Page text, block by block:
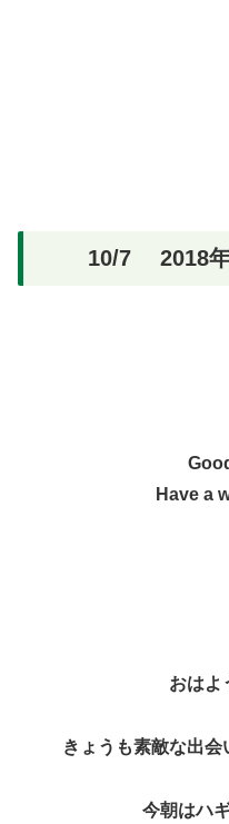
10/7 2018
Have a
おはよ
きょうも素敵な出会
今朝はハ